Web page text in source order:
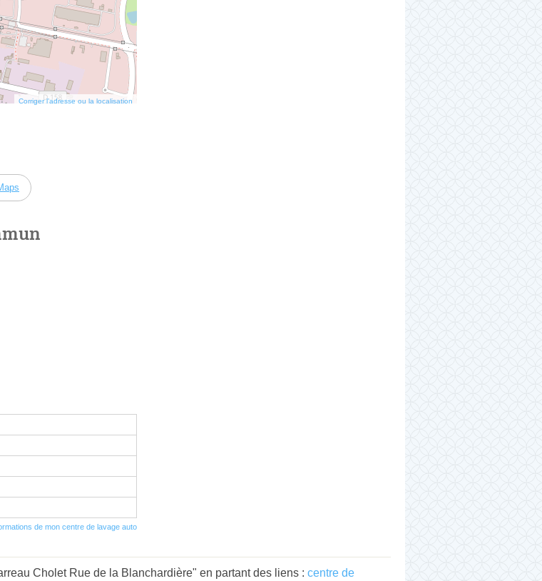
Corriger l’adresse ou la localisation
de mon centre de lavage auto
Cholet Rue de la Blanchardière" en partant des liens : centre de